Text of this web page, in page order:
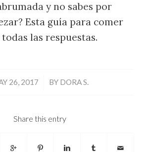
y no sabes por
Esta guía para comer
las respuestas.
26, 2017
/ BY DORA S.
Share this entry